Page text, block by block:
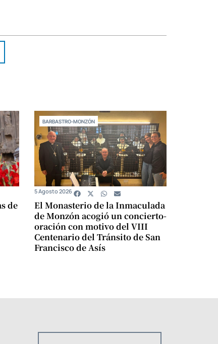
de
BARBASTRO-MONZÓN
El Monasterio de la Inmaculada
de Monzón acogió un concierto-
oración con motivo del VIII
Centenario del Tránsito de San
Francisco de Asís
5 Agosto 2026